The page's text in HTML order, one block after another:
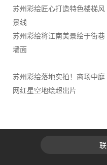
苏州彩绘匠心打造特色楼梯风
景线
苏州彩绘将江南美景绘于街巷
墙面
苏州彩绘落地实拍！商场中庭
网红星空地绘超出片